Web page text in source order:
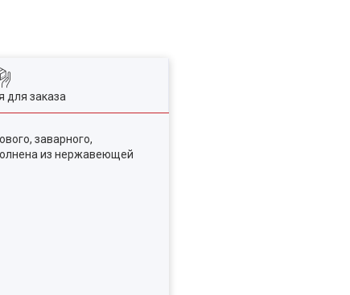
для заказа
заварного,
из нержавеющей